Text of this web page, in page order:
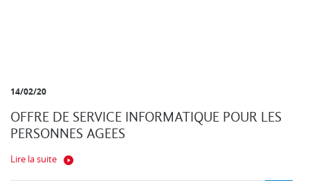
14/02/20
OFFRE DE SERVICE INFORMATIQUE POUR LES
PERSONNES AGEES
Lire la suite